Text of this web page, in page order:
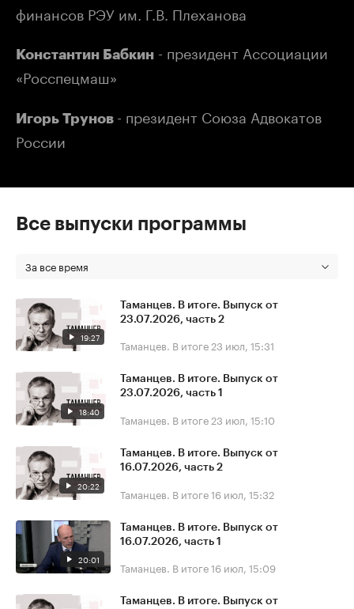
финансов РЭУ им. Г.В. Плеханова
Константин Бабкин - президент Ассоциации
«Росспецмаш»
Игорь Трунов - президент Союза Адвокатов
России
Все выпуски программы
За все время
19:27
Таманцев. В итоге. Выпуск от
23.07.2026, часть 2
Таманцев. В итоге 23 июл, 15:31
18:40
Таманцев. В итоге. Выпуск от
23.07.2026, часть 1
Таманцев. В итоге 23 июл, 15:10
20:22
Таманцев. В итоге. Выпуск от
16.07.2026, часть 2
Таманцев. В итоге16 июл, 15:32
20:01
Таманцев. В итоге. Выпуск от
16.07.2026, часть 1
Таманцев. В итоге16 июл, 15:09
Таманцев. В итоге. Выпуск от